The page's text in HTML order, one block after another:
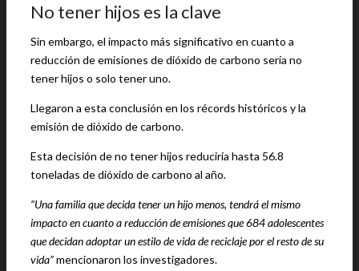
No tener hijos es la clave
Sin embargo, el impacto más significativo en cuanto a
reducción de emisiones de dióxido de carbono sería no
tener hijos o solo tener uno.
Llegaron a esta conclusión en los récords históricos y la
emisión de dióxido de carbono.
Esta decisión de no tener hijos reduciría hasta 56.8
toneladas de dióxido de carbono al año.
“Una familia que decida tener un hijo menos, tendrá el mismo
impacto en cuanto a reducción de emisiones que 684 adolescentes
que decidan adoptar un estilo de vida de reciclaje por el resto de su
vida”mencionaron los investigadores.